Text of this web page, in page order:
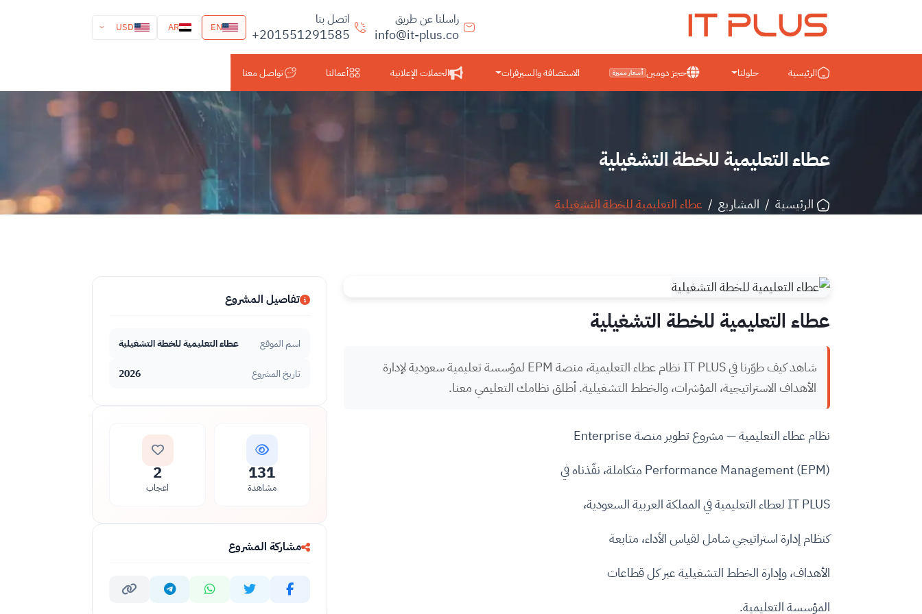
IT PLUS راسلنا عن طريق
info@it-plus.co
اتصل بنا
+201551291585
EN
AR
USD
الرئيسية حلولنا حجز دومين أسعار مميزة الاستضافة والسيرفرات الحملات الإعلانية أعمالنا تواصل معنا
عطاء التعليمية للخطة التشغيلية
الرئيسية / المشاريع / عطاء التعليمية للخطة التشغيلية
عطاء التعليمية للخطة التشغيلية
شاهد كيف طوّرنا في IT PLUS نظام عطاء التعليمية، منصة EPM لمؤسسة تعليمية سعودية لإدارة
الأهداف الاستراتيجية، المؤشرات، والخطط التشغيلية. أطلق نظامك التعليمي معنا.
نظام عطاء التعليمية — مشروع تطوير منصة Enterprise
Performance Management (EPM) متكاملة، نفّذناه في
IT PLUS لعطاء التعليمية في المملكة العربية السعودية،
كنظام إدارة استراتيجي شامل لقياس الأداء، متابعة
الأهداف، وإدارة الخطط التشغيلية عبر كل قطاعات
المؤسسة التعليمية.
تفاصيل المشروع
اسم الموقع عطاء التعليمية للخطة التشغيلية
تاريخ المشروع 2026
131
مشاهدة
2
اعجاب
مشاركة المشروع